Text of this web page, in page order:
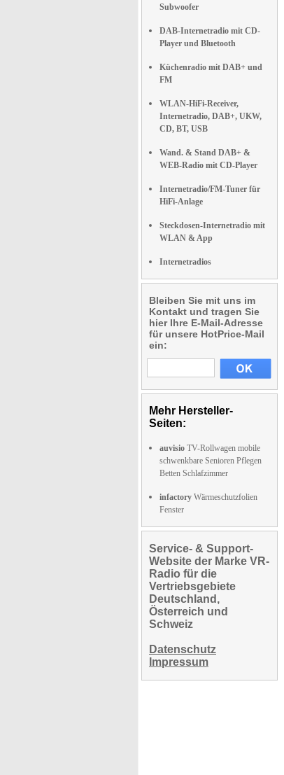
Subwoofer
DAB-Internetradio mit CD-
Player und Bluetooth
Küchenradio mit DAB+ und
FM
WLAN-HiFi-Receiver,
Internetradio, DAB+, UKW,
CD, BT, USB
Wand. & Stand DAB+ &
WEB-Radio mit CD-Player
Internetradio/FM-Tuner für
HiFi-Anlage
Steckdosen-Internetradio mit
WLAN & App
Internetradios
Bleiben Sie mit uns im
Kontakt und tragen Sie
hier Ihre E-Mail-Adresse
für unsere HotPrice-Mail
ein:
Mehr Hersteller-
Seiten:
auvisio TV-Rollwagen mobile
schwenkbare Senioren Pflegen
Betten Schlafzimmer
infactory Wärmeschutzfolien
Fenster
Service- & Support-
Website der Marke VR-
Radio für die
Vertriebsgebiete
Deutschland,
Österreich und
Schweiz
Datenschutz
Impressum